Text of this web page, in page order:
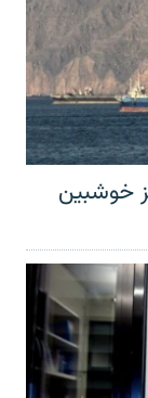
خوشبین